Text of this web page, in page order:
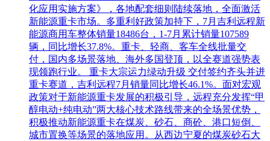
化应用实施方案》，各地配套细则陆续落地，全面激活
新能源重卡市场。多重利好政策加持下，7月吉利远程新
能源商用车整体销量18486台，1-7月累计销量107589
辆，同比增长37.8%。重卡、轻商、客车全线批量交
付，国内多场景落地、海外多国登顶，以全赛道强势表
现领跑行业。 重卡大宗运力绿动升级 交付签约齐头并进
重卡赛道，吉利远程7月销量同比增长46.1%。面对宏观
政策对于新能源重卡发展的积极引导，远程充分发挥“甲
醇电动+纯电动”两大核心技术路线带来的全场景优势，
积极推动新能源重卡在煤炭、砂石、商砼、港口短倒、
城市置换等场景的落地应用。从西边宁夏的煤炭砂石大